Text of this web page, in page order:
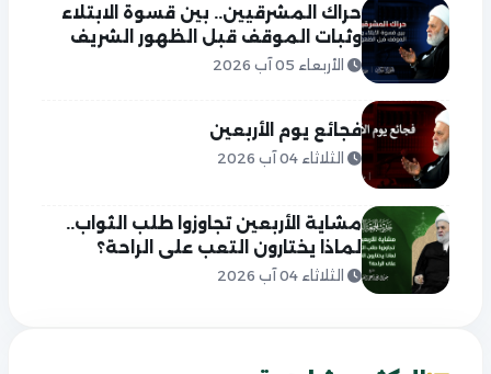
حراك المشرقيين.. بين قسوة الابتلاء
وثبات الموقف قبل الظهور الشريف
الأربعاء 05 آب 2026
فجائع يوم الأربعين
الثلاثاء 04 آب 2026
مشاية الأربعين تجاوزوا طلب الثواب..
لماذا يختارون التعب على الراحة؟
الثلاثاء 04 آب 2026